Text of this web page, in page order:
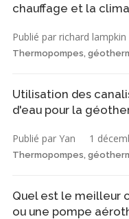
chauffage et la
Publié par richard lampkin
Thermopompes,
Utilisation des
d'eau pour la
Publié par Yan 1
Thermopompes,
Quel est le meilleur
ou une pompe